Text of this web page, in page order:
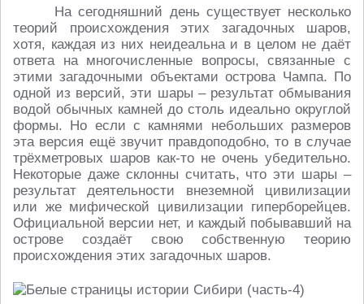
На сегодняшний день существует несколько
теорий происхождения этих загадочных шаров,
хотя, каждая из них неидеальна и в целом не даёт
ответа на многочисленные вопросы, связанные с
этими загадочными объектами острова Чампа. По
одной из версий, эти шары – результат обмывания
водой обычных камней до столь идеально округлой
формы. Но если с камнями небольших размеров
эта версия ещё звучит правдоподобно, то в случае
трёхметровых шаров как-то не очень убедительно.
Некоторые даже склонны считать, что эти шары –
результат деятельности внеземной цивилизации
или же мифической цивилизации гиперборейцев.
Официальной версии нет, и каждый побывавший на
острове создаёт свою собственную теорию
происхождения этих загадочных шаров.